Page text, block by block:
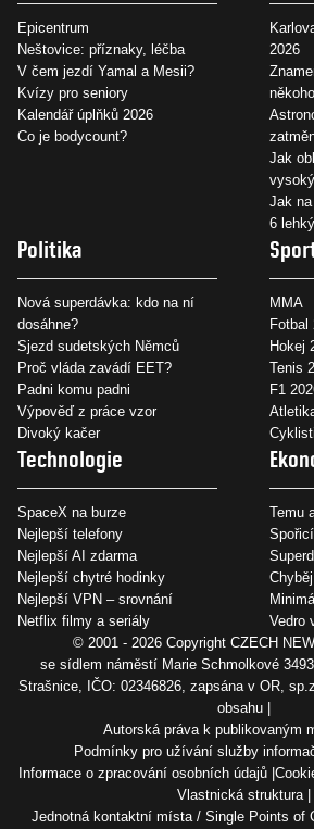
Epicentrum
Neštovice: příznaky, léčba
V čem jezdí Yamal a Mesii?
Kvízy pro seniory
Kalendář úplňků 2026
Co je bodycount?
2026
Jak
Jak
6
Politika
Nová superdávka: kdo na ní
dosáhne?
Sjezd sudetských Němců
Proč vláda zavádí EET?
Padni komu padni
Výpověď z práce vzor
Divoký kačer
MMA
Fotbal
Hokej
Tenis
F1
Technologie
SpaceX na burze
Nejlepší telefony
Nejlepší AI zdarma
Nejlepší chytré hodinky
Nejlepší VPN – srovnání
Netflix filmy a seriály
Temu
Vedro
© 2001 - 2026 Copyright CZECH
se sídlem náměstí Marie Schmolkové
Strašnice, IČO: 02346826, zapsána v OR,
obsahu
Autorská práva k publikovaným
Podmínky pro užívání služby
Informace o zpracování osobních údajů
Vlastnická struktura
Jednotná kontaktní místa / Single Points of